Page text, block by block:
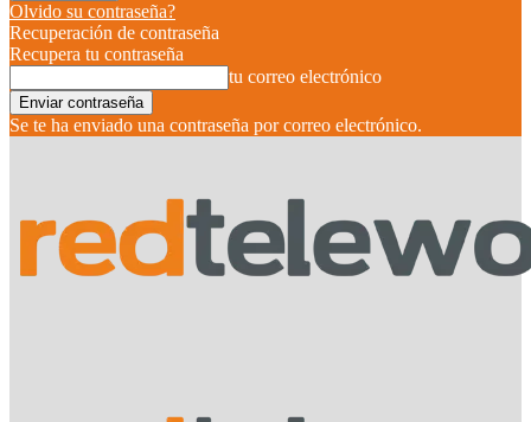
Olvido su contraseña?
Recuperación de contraseña
Recupera tu contraseña
tu correo electrónico
Se te ha enviado una contraseña por correo electrónico.